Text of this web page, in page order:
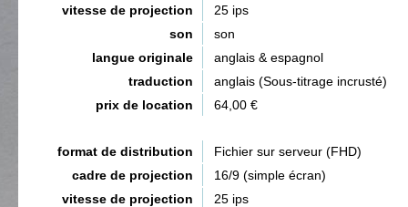
vitesse de projection
25 ips
son
son
langue originale
anglais & espagnol
traduction
anglais (Sous-titrage incrusté)
prix de location
64,00 €
format de distribution
Fichier sur serveur (FHD)
cadre de projection
16/9 (simple écran)
vitesse de projection
25 ips